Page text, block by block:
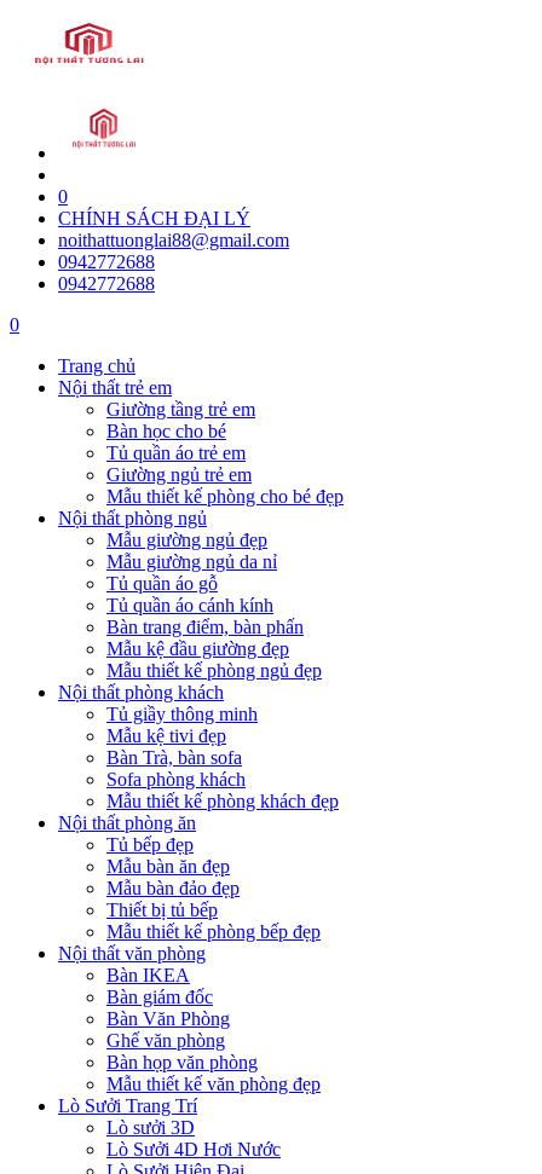
0
CHÍNH SÁCH ĐẠI LÝ
noithattuonglai88@gmail.com
0942772688
0942772688
0
Trang chủ
Nội thất trẻ em
Giường tầng trẻ em
Bàn học cho bé
Tủ quần áo trẻ em
Giường ngủ trẻ em
Mẫu thiết kế phòng cho bé đẹp
Nội thất phòng ngủ
Mẫu giường ngủ đẹp
Mẫu giường ngủ da nỉ
Tủ quần áo gỗ
Tủ quần áo cánh kính
Bàn trang điểm, bàn phấn
Mẫu kệ đầu giường đẹp
Mẫu thiết kế phòng ngủ đẹp
Nội thất phòng khách
Tủ giầy thông minh
Mẫu kệ tivi đẹp
Bàn Trà, bàn sofa
Sofa phòng khách
Mẫu thiết kế phòng khách đẹp
Nội thất phòng ăn
Tủ bếp đẹp
Mẫu bàn ăn đẹp
Mẫu bàn đảo đẹp
Thiết bị tủ bếp
Mẫu thiết kế phòng bếp đẹp
Nội thất văn phòng
Bàn IKEA
Bàn giám đốc
Bàn Văn Phòng
Ghế văn phòng
Bàn họp văn phòng
Mẫu thiết kế văn phòng đẹp
Lò Sưởi Trang Trí
Lò sưởi 3D
Lò Sưởi 4D Hơi Nước